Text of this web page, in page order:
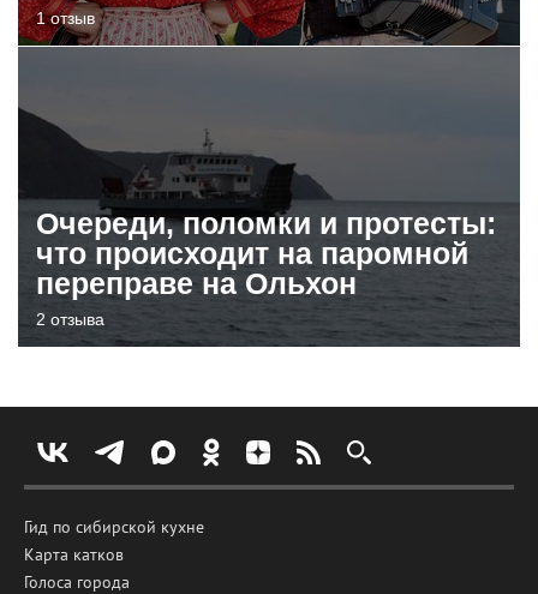
1 отзыв
Очереди, поломки и протесты:
что происходит на паромной
переправе на Ольхон
2 отзыва
Гид по сибирской кухне
Карта катков
Голоса города